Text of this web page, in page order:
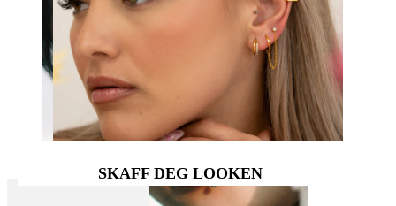
SKAFF DEG LOOKEN